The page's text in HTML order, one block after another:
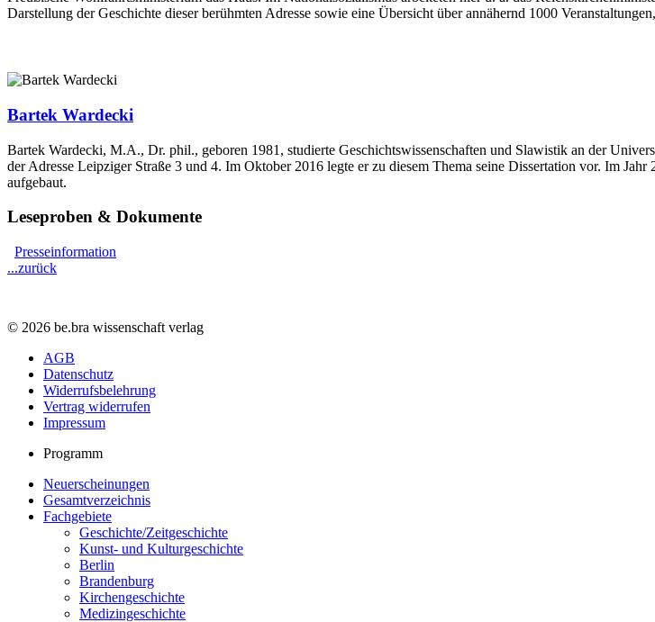
Darstellung der Geschichte dieser berühmten Adresse sowie eine Übersicht über annähernd 1000
Bartek Wardecki
Bartek Wardecki, M.A., Dr. phil., geboren 1981, studierte Geschichtswissenschaften und Slawistik an der
der Adresse Leipziger Straße 3 und 4. Im Oktober 2016 legte er zu diesem Thema seine Dissertation vor. Im
aufgebaut.
Leseproben & Dokumente
Presseinformation
...zurück
© 2026 be.bra wissenschaft verlag
AGB
Datenschutz
Widerrufsbelehrung
Vertrag widerrufen
Impressum
Programm
Neuerscheinungen
Gesamtverzeichnis
Fachgebiete
Geschichte/Zeitgeschichte
Kunst- und Kulturgeschichte
Berlin
Brandenburg
Kirchengeschichte
Medizingeschichte